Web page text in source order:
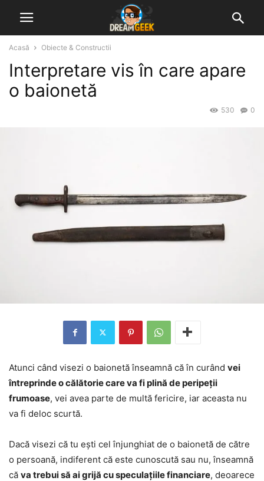
Acasă Obiecte & Constructii
Interpretare vis în care apare
o baionetă
0
530
Atunci când visezi o baionetă înseamnă că în curând vei
întreprinde o călătorie care va fi plină de peripeții
frumoase, vei avea parte de multă fericire, iar aceasta nu
va fi deloc scurtă.
Dacă visezi că tu ești cel înjunghiat de o baionetă de către
o persoană, indiferent că este cunoscută sau nu, înseamnă
că va trebui să ai grijă cu speculațiile financiare, deoarece